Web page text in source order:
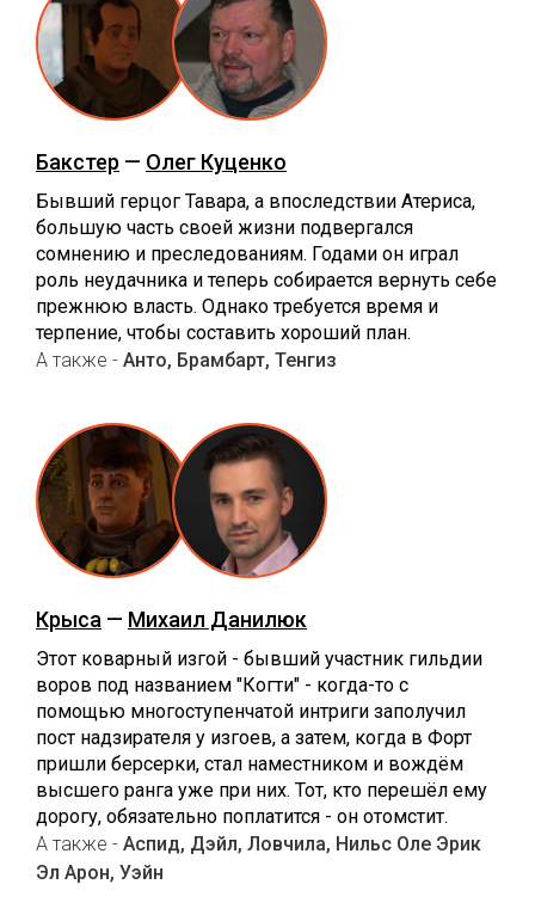
Бакстер — Олег Куценко
Бывший герцог Тавара, а впоследствии Атериса,
большую часть своей жизни подвергался
сомнению и преследованиям. Годами он играл
роль неудачника и теперь собирается вернуть себе
прежнюю власть. Однако требуется время и
терпение, чтобы составить хороший план.
А также - Анто, Брамбарт, Тенгиз
Крыса — Михаил Данилюк
Этот коварный изгой - бывший участник гильдии
воров под названием "Когти" - когда-то с
помощью многоступенчатой интриги заполучил
пост надзирателя у изгоев, а затем, когда в Форт
пришли берсерки, стал наместником и вождём
высшего ранга уже при них. Тот, кто перешёл ему
дорогу, обязательно поплатится - он отомстит.
А также - Аспид, Дэйл, Ловчила, Нильс Оле Эрик
Эл Арон, Уэйн